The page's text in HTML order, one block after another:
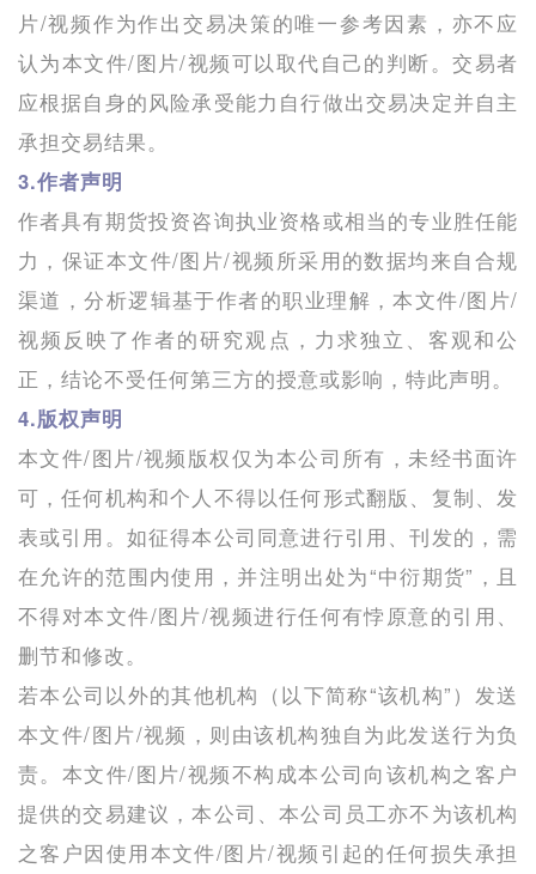
片/视频作为作出交易决策的唯一参考因素，亦不应
认为本文件/图片/视频可以取代自己的判断。交易者
应根据自身的风险承受能力自行做出交易决定并自主
承担交易结果。
3.作者声明
作者具有期货投资咨询执业资格或相当的专业胜任能
力，保证本文件/图片/视频所采用的数据均来自合规
渠道，分析逻辑基于作者的职业理解，本文件/图片/
视频反映了作者的研究观点，力求独立、客观和公
正，结论不受任何第三方的授意或影响，特此声明。
4.版权声明
本文件/图片/视频版权仅为本公司所有，未经书面许
可，任何机构和个人不得以任何形式翻版、复制、发
表或引用。如征得本公司同意进行引用、刊发的，需
在允许的范围内使用，并注明出处为“中衍期货”，且
不得对本文件/图片/视频进行任何有悖原意的引用、
删节和修改。
若本公司以外的其他机构（以下简称“该机构”）发送
本文件/图片/视频，则由该机构独自为此发送行为负
责。本文件/图片/视频不构成本公司向该机构之客户
提供的交易建议，本公司、本公司员工亦不为该机构
之客户因使用本文件/图片/视频引起的任何损失承担